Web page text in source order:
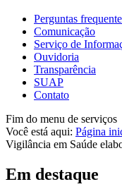
Perguntas
Comunicação
Serviço de
Ouvidoria
Transparência
SUAP
Contato
Fim do menu de serviços
Você está aqui: Página
Vigilância em Saúde
Em destaque